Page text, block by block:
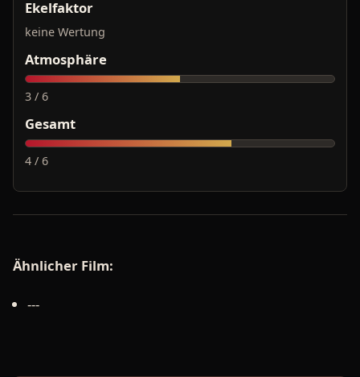
Ekelfaktor
keine Wertung
Atmosphäre
3 / 6
Gesamt
4 / 6
Ähnlicher Film:
---